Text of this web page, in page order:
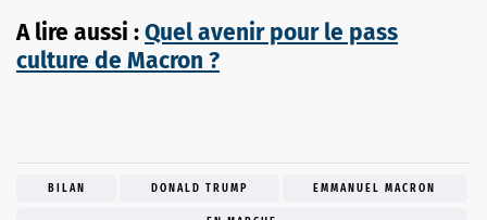
A lire aussi :Quel avenir pour le pass
culture de Macron ?
BILAN DONALD TRUMP EMMANUEL MACRON